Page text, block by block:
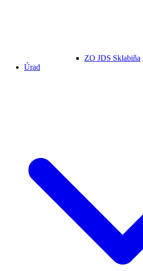
ZO JDS Sklabiňa
Úrad